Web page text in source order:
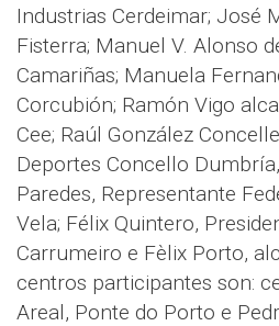
Industrias Cerdeimar; José
Fisterra; Manuel V. Alonso
Camariñas; Manuela
Corcubión; Ramón Vigo
Cee; Raúl González
Deportes Concello
Paredes, Representante
Vela; Félix Quintero,
Carrumeiro e Fèlix Porto,
centros participantes son:
Areal, Ponte do Porto e